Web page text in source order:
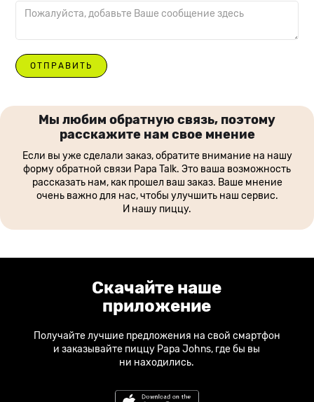
Мы любим обратную связь, поэтому
расскажите нам свое мнение
Если вы уже сделали заказ, обратите внимание на нашу
форму обратной связи Papa Talk. Это ваша возможность
рассказать нам, как прошел ваш заказ. Ваше мнение
очень важно для нас, чтобы улучшить наш сервис.
И нашу пиццу.
Скачайте наше
приложение
Получайте лучшие предложения на свой смартфон
и заказывайте пиццу Papa Johns, где бы вы
ни находились.